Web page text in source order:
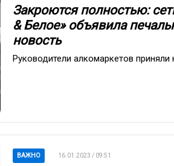
Закроются полностью:
& Белое» объявила
новость
Руководители алкомаркетов приняли
ВАЖНО 16.01.2023 / 09:51